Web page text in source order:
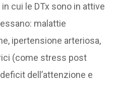
cui le DTx sono in attive
malattie
ipertensione arteriosa,
(come stress post
dell’attenzione e